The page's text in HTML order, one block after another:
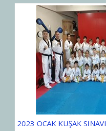
2023 OCAK KUŞAK SINAVI